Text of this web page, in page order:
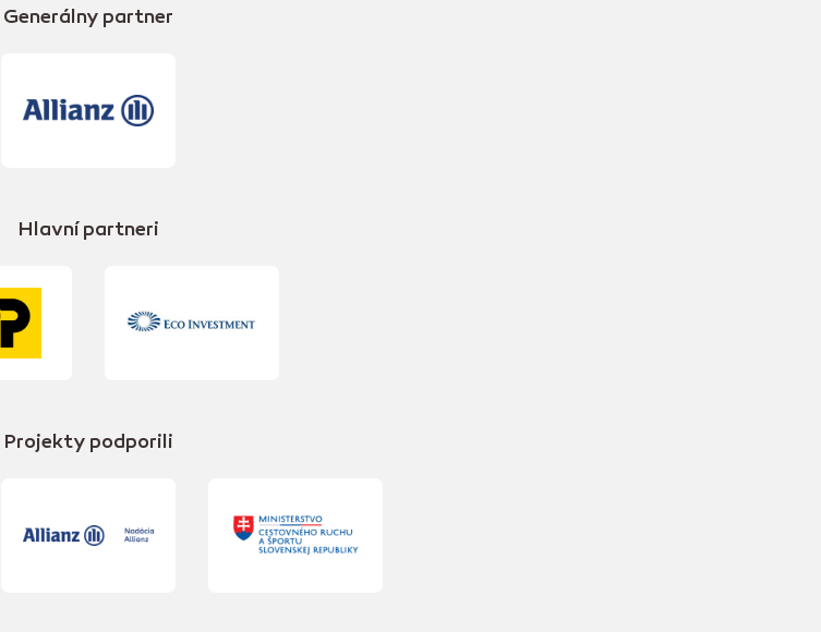
Generálny partner
Hlavní partneri
Projekty podporili